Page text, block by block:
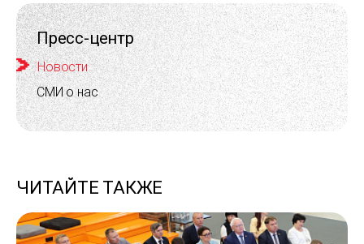
Пресс-центр
Новости
СМИ о нас
ЧИТАЙТЕ ТАКЖЕ